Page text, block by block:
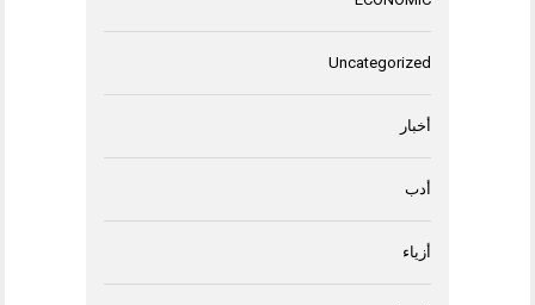
Uncategorized
أخبار
أدب
أزياء